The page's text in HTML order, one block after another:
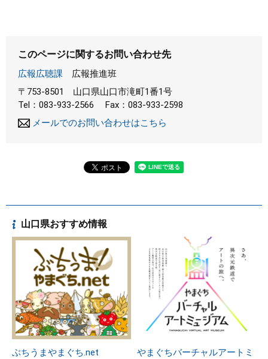
このページに関するお問い合わせ先
広報広聴課
広報推進班
〒753-8501
山口県山口市滝町1番1号
Tel：083-933-2566
Fax：083-933-2598
メールでのお問い合わせはこちら
山口県おすすめ情報
ぶちうまやまぐち.net
やまぐちバーチャルアートミ